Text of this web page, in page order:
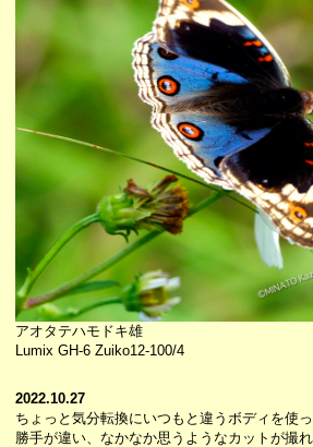
アオタテハモドキ雄
Lumix GH-6 Zuiko12-100/4
2022.10.27
ちょっと気分転換にいつもと違うボディを使っ
勝手が違い、なかなか思うようなカットが撮れ